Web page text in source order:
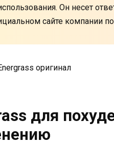
Он несет
сайте компании
для